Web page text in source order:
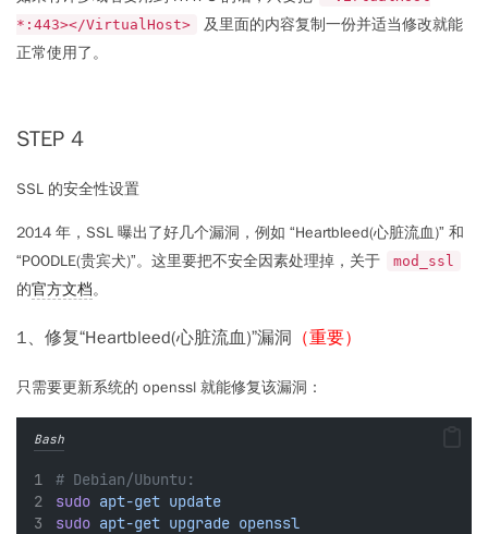
*:443></VirtualHost>
及里面的内容复制一份并适当修改就能
正常使用了。
STEP 4
SSL 的安全性设置
2014 年，SSL 曝出了好几个漏洞，例如 “Heartbleed(心脏流血)” 和
“POODLE(贵宾犬)”。这里要把不安全因素处理掉，关于 mod_ssl
的官方文档。
1、修复“Heartbleed(心脏流血)”漏洞 （重要）
只需要更新系统的 openssl 就能修复该漏洞：
Bash
# Debian/Ubuntu:
sudo apt-get update
sudo apt-get upgrade openssl